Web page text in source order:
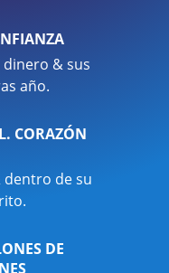
dinero & sus
año.
CORAZÓN
dentro de su
DE